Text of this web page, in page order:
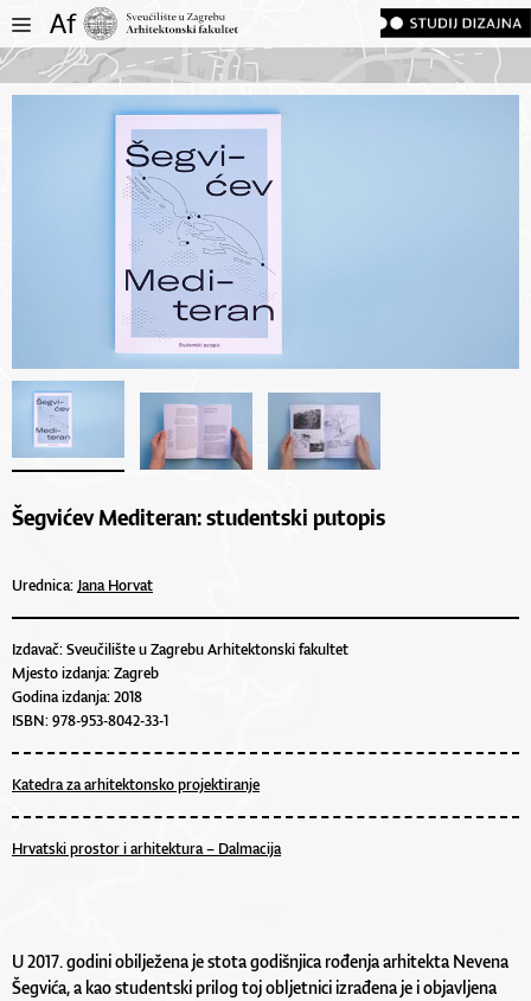
Šegvićev Mediteran: studentski putopis
Urednica:Jana Horvat
Izdavač: Sveučilište u Zagrebu Arhitektonski fakultet
Mjesto izdanja: Zagreb
Godina izdanja: 2018
ISBN: 978-953-8042-33-1
Katedra za arhitektonsko projektiranje
Hrvatski prostor i arhitektura – Dalmacija
U 2017. godini obilježena je stota godišnjica rođenja arhitekta Nevena
Šegvića, a kao studentski prilog toj obljetnici izrađena je i objavljena